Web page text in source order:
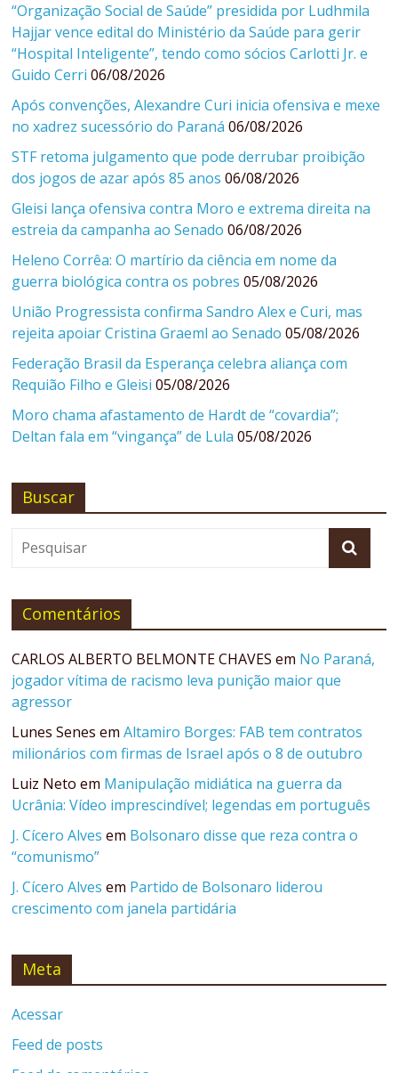
“Organização Social de Saúde” presidida por Ludhmila
Hajjar vence edital do Ministério da Saúde para gerir
“Hospital Inteligente”, tendo como sócios Carlotti Jr. e
Guido Cerri 06/08/2026
Após convenções, Alexandre Curi inicia ofensiva e mexe
no xadrez sucessório do Paraná 06/08/2026
STF retoma julgamento que pode derrubar proibição
dos jogos de azar após 85 anos 06/08/2026
Gleisi lança ofensiva contra Moro e extrema direita na
estreia da campanha ao Senado 06/08/2026
Heleno Corrêa: O martírio da ciência em nome da
guerra biológica contra os pobres 05/08/2026
União Progressista confirma Sandro Alex e Curi, mas
rejeita apoiar Cristina Graeml ao Senado 05/08/2026
Federação Brasil da Esperança celebra aliança com
Requião Filho e Gleisi 05/08/2026
Moro chama afastamento de Hardt de “covardia”;
Deltan fala em “vingança” de Lula 05/08/2026
Buscar
Comentários
CARLOS ALBERTO BELMONTE CHAVES em No Paraná,
jogador vítima de racismo leva punição maior que
agressor
Lunes Senes emAltamiro Borges: FAB tem contratos
milionários com firmas de Israel após o 8 de outubro
Luiz Neto em Manipulação midiática na guerra da
Ucrânia: Vídeo imprescindível; legendas em português
J. Cícero Alves em Bolsonaro disse que reza contra o
“comunismo”
J. Cícero Alves em Partido de Bolsonaro liderou
crescimento com janela partidária
Meta
Acessar
Feed de posts